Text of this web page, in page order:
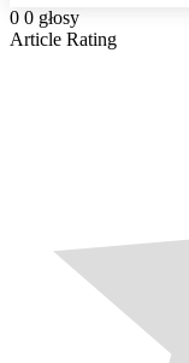
0 0 głosy
Article Rating